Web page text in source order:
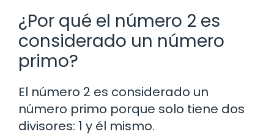
¿Por qué el número 2 es
considerado un número
primo?
El número 2 es considerado un
número primo porque solo tiene dos
divisores: 1 y él mismo.